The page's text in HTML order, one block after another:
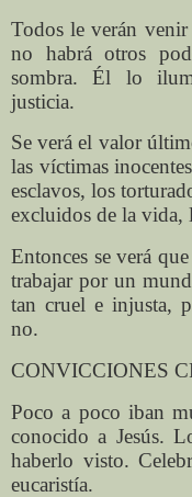
Todos le verán
no habrá otros
sombra. Él lo
justicia.
Se verá el valor
las víctimas
esclavos, los
excluidos de la vida,
Entonces se verá
trabajar por un
tan cruel e injusta,
no.
CONVICCIONES
Poco a poco iban
conocido a Jesús.
haberlo visto.
eucaristía.